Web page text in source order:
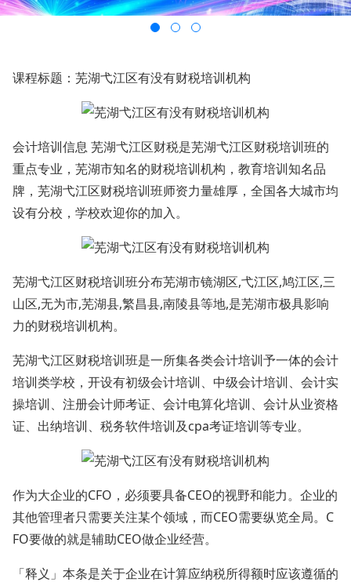
课程标题：芜湖弋江区有没有财税培训机构
会计培训信息 芜湖弋江区财税是芜湖弋江区财税培训班的
重点专业，芜湖市知名的财税培训机构，教育培训知名品
牌，芜湖弋江区财税培训班师资力量雄厚，全国各大城市均
设有分校，学校欢迎你的加入。
芜湖弋江区财税培训班分布芜湖市镜湖区,弋江区,鸠江区,三
山区,无为市,芜湖县,繁昌县,南陵县等地,是芜湖市极具影响
力的财税培训机构。
芜湖弋江区财税培训班是一所集各类会计培训予一体的会计
培训类学校，开设有初级会计培训、中级会计培训、会计实
操培训、注册会计师考证、会计电算化培训、会计从业资格
证、出纳培训、税务软件培训及cpa考证培训等专业。
作为大企业的CFO，必须要具备CEO的视野和能力。企业的
其他管理者只需要关注某个领域，而CEO需要纵览全局。C
FO要做的就是辅助CEO做企业经营。
「释义」本条是关于企业在计算应纳税所得额时应该遵循的